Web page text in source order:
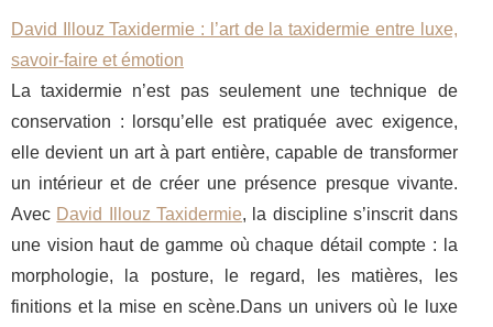
David Illouz Taxidermie : l’art de la taxidermie entre luxe,
savoir-faire et émotion
La taxidermie n’est pas seulement une technique de
conservation : lorsqu’elle est pratiquée avec exigence,
elle devient un art à part entière, capable de transformer
un intérieur et de créer une présence presque vivante.
Avec David Illouz Taxidermie, la discipline s’inscrit dans
une vision haut de gamme où chaque détail compte : la
morphologie, la posture, le regard, les matières, les
finitions et la mise en scène.Dans un univers où le luxe